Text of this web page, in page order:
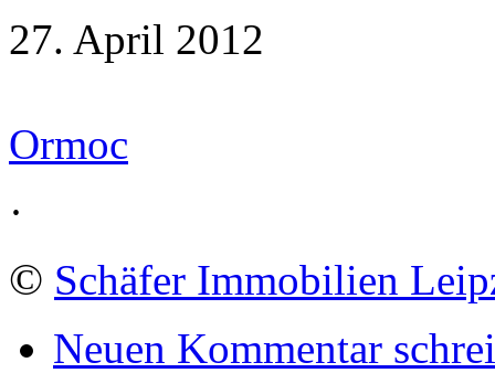
27. April 2012
Ormoc
·
© Schäfer Immobilien
Neuen Kommentar